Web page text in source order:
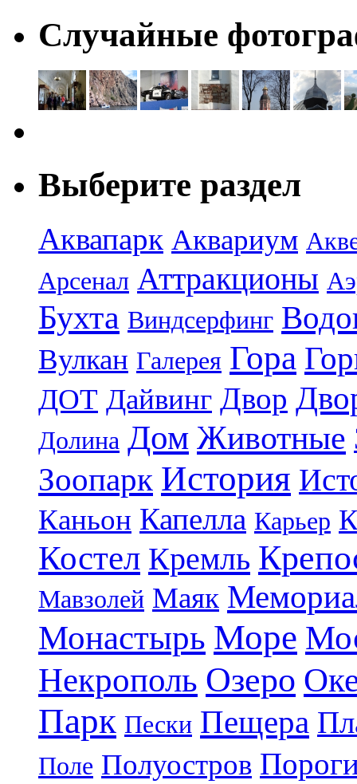
Случайные
Выберите раздел
Аквапарк Аквариум
Арсенал Аттракционы
Бухта Виндсерфинг
Вулкан Галерея Гора
ДОТ Дайвинг Двор
Долина Дом Животные
Зоопарк История
Каньон Капелла Карьер
Костел Кремль
Мавзолей Маяк
Монастырь Море
Некрополь Озеро
Парк Пески Пещера
Поле Полуостров